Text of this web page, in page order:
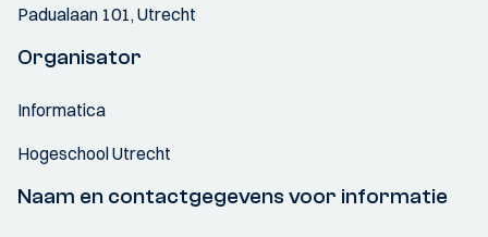
Padualaan 101, Utrecht
Organisator
Informatica
Hogeschool Utrecht
Naam en contactgegevens voor informatie